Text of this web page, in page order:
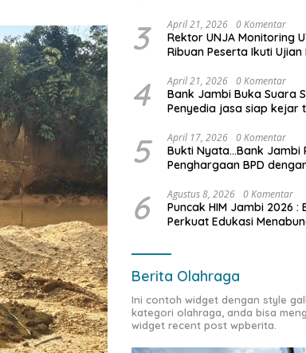
3 April 21, 2026 0 Komentar
Rektor UNJA Monitoring
Ribuan Peserta Ikuti
4 April 21, 2026 0 Komentar
Bank Jambi Buka Suara
Penyedia jasa siap kejar
5 April 17, 2026 0 Komentar
Bukti Nyata…Bank Jambi
Penghargaan BPD
6 Agustus 8, 2026 0 Komentar
Puncak HIM Jambi 2026 :
Perkuat Edukasi
Berita Olahraga
Ini contoh widget dengan style
kategori olahraga, anda bisa
widget recent post wpberita.